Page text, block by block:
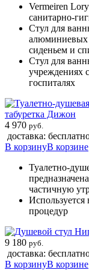
Vermeiren
санитарно-
Стул для
алюминиевых
сиденьем и
Стул для
учреждениях
госпиталях
табуретка Дижон
4 970 руб.
доставка:
В корзинуВ корзине
Туалетно-
частичную
Используется
процедур
9 180 руб.
доставка:
В корзинуВ корзине